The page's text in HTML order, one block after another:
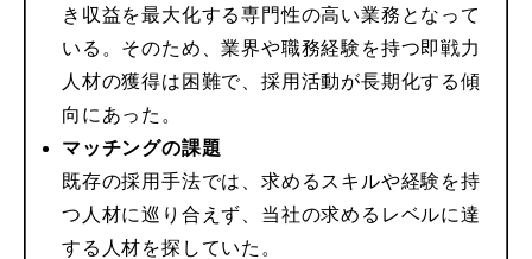
き収益を最大化する専門性の高い業務となって
いる。そのため、業界や職務経験を持つ即戦力
人材の獲得は困難で、採用活動が長期化する傾
向にあった。
マッチングの課題
既存の採用手法では、求めるスキルや経験を持
つ人材に巡り合えず、当社の求めるレベルに達
する人材を探していた。